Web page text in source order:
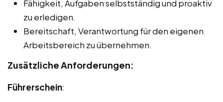
Fähigkeit, Aufgaben selbstständig und proaktiv
zu erledigen.
Bereitschaft, Verantwortung für den eigenen
Arbeitsbereich zu übernehmen.
Zusätzliche Anforderungen:
Führerschein: